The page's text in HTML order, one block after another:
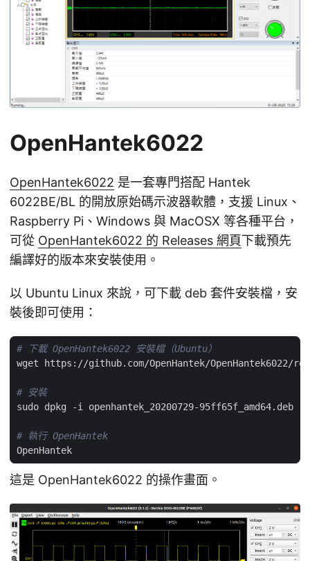
OpenHantek6022
OpenHantek6022 是一套專門搭配 Hantek
6022BE/BL 的開放原始碼示波器軟體，支援 Linux、
Raspberry Pi、Windows 與 MacOSX 等各種平台，
可從 OpenHantek6022 的 Releases 網頁下載預先
編譯好的版本來安裝使用。
以 Ubuntu Linux 來說，可下載 deb 套件安裝檔，安
裝後即可使用：
# 下載 OpenHantek6022 安裝檔（Ubuntu）
# 安裝
# 執行 OpenHantek
這是 OpenHantek6022 的操作畫面。